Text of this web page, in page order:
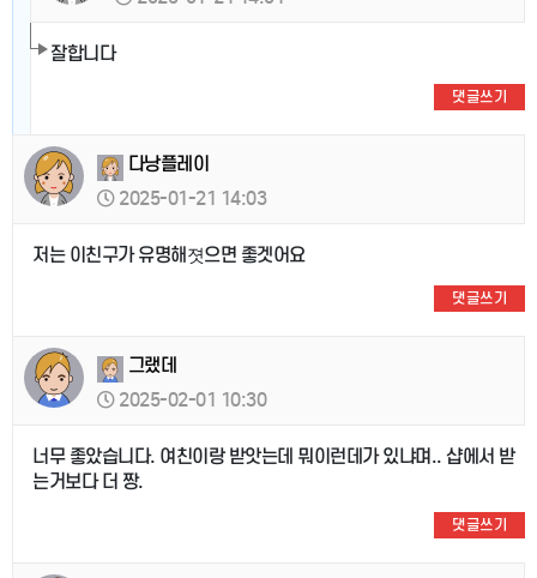
잘합니다
댓글쓰기
다낭플레이
2025-01-21 14:03
저는 이친구가 유명해졋으면 좋겟어요
댓글쓰기
그랬데
2025-02-01 10:30
너무 좋았습니다. 여친이랑 받앗는데 뭐이런데가 있냐며.. 샵에서 받
는거보다 더 짱.
댓글쓰기